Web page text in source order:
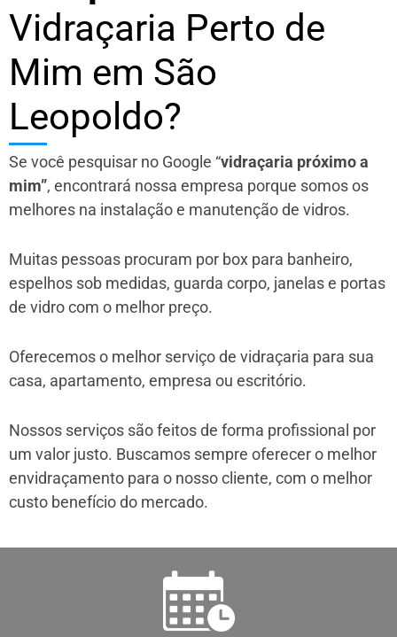
Vidraçaria Perto de
Mim em São
Leopoldo?
Se você pesquisar no Google “vidraçaria próximo a
mim”, encontrará nossa empresa porque somos os
melhores na instalação e manutenção de vidros.
Muitas pessoas procuram por box para banheiro,
espelhos sob medidas, guarda corpo, janelas e portas
de vidro com o melhor preço.
Oferecemos o melhor serviço de vidraçaria para sua
casa, apartamento, empresa ou escritório.
Nossos serviços são feitos de forma profissional por
um valor justo. Buscamos sempre oferecer o melhor
envidraçamento para o nosso cliente, com o melhor
custo benefício do mercado.